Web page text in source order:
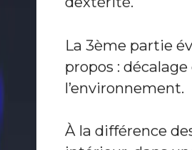
dextérité.
La 3ème partie
propos :
l’environnement.
À la différence